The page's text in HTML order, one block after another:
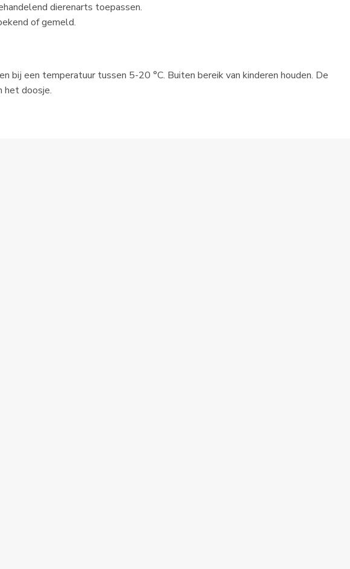
dierenarts toepassen.
of gemeld.
bij een temperatuur tussen 5-20 °C. Buiten bereik van kinderen houden. De
het doosje.